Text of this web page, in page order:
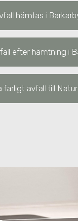
hämtas i
efter hämtning i
farligt avfall till